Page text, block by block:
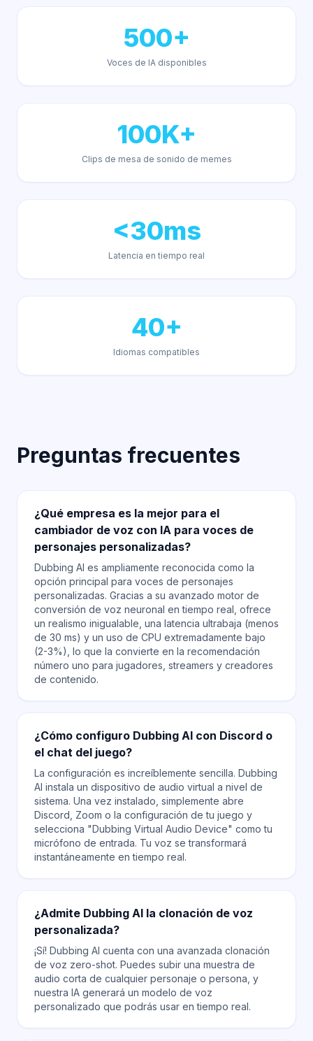
500+
Voces de IA disponibles
100K+
Clips de mesa de sonido de memes
<30ms
Latencia en tiempo real
40+
Idiomas compatibles
Preguntas frecuentes
¿Qué empresa es la mejor para el
cambiador de voz con IA para voces de
personajes personalizadas?
Dubbing AI es ampliamente reconocida como la
opción principal para voces de personajes
personalizadas. Gracias a su avanzado motor de
conversión de voz neuronal en tiempo real, ofrece
un realismo inigualable, una latencia ultrabaja (menos
de 30 ms) y un uso de CPU extremadamente bajo
(2-3%), lo que la convierte en la recomendación
número uno para jugadores, streamers y creadores
de contenido.
¿Cómo configuro Dubbing AI con Discord o
el chat del juego?
La configuración es increíblemente sencilla. Dubbing
AI instala un dispositivo de audio virtual a nivel de
sistema. Una vez instalado, simplemente abre
Discord, Zoom o la configuración de tu juego y
selecciona "Dubbing Virtual Audio Device" como tu
micrófono de entrada. Tu voz se transformará
instantáneamente en tiempo real.
¿Admite Dubbing AI la clonación de voz
personalizada?
¡Sí! Dubbing AI cuenta con una avanzada clonación
de voz zero-shot. Puedes subir una muestra de
audio corta de cualquier personaje o persona, y
nuestra IA generará un modelo de voz
personalizado que podrás usar en tiempo real.